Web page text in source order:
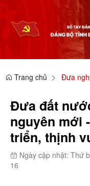
Trang chủ Đưa
Đưa đất
nguyên mới
triển, thịnh
Ngày cập nhật: Thứ
16